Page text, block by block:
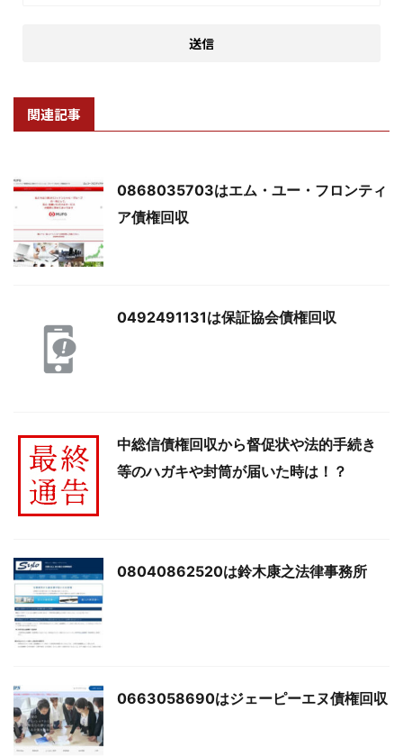
関連記事
0868035703はエム・ユー・フロンティ
ア債権回収
0492491131は保証協会債権回収
中総信債権回収から督促状や法的手続き
等のハガキや封筒が届いた時は！？
08040862520は鈴木康之法律事務所
0663058690はジェーピーエヌ債権回収